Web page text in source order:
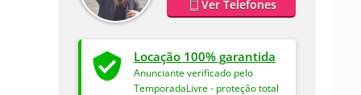
Ver Telefones
Locação 100% garantida
Anunciante verificado pelo
TemporadaLivre - proteção total